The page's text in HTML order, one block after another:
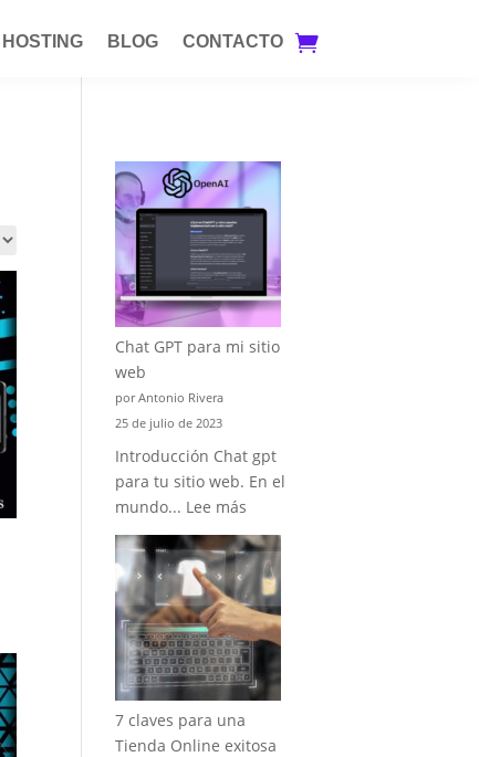
HOSTING BLOG CONTACTO
Chat GPT para mi sitio
web
por Antonio Rivera
25 de julio de 2023
Introducción Chat gpt
para tu sitio web. En el
mundo... Lee más
Chat
GPT
para
mi
sitio
web
7 claves para una
Tienda Online exitosa